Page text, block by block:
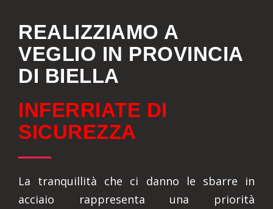
REALIZZIAMO A
VEGLIO IN PROVINCIA
DI BIELLA
INFERRIATE DI
SICUREZZA
La tranquillità che ci danno le sbarre in
acciaio rappresenta una priorità